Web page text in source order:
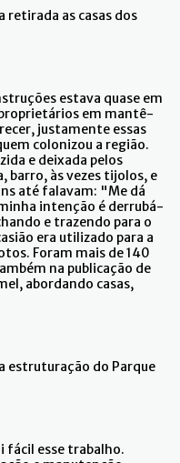
as casas dos
estava quase em
em mantê-
justamente essas
colonizou a região.
e deixada pelos
barro, às vezes tijolos, e
até falavam: "Me dá
intenção é derrubá-
e trazendo para o
era utilizado para a
Foram mais de 140
na publicação de
abordando casas,
estruturação do Parque
fácil esse trabalho.